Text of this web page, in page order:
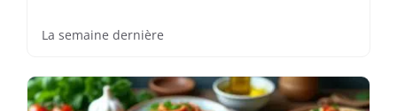
La semaine dernière